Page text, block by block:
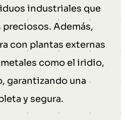
industriales que
Además,
con plantas externas
como el iridio,
garantizando una
y segura.